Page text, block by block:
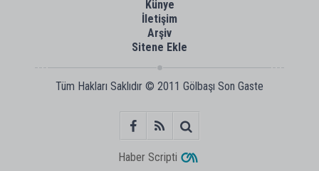
Künye
İletişim
Arşiv
Sitene Ekle
Tüm Hakları Saklıdır © 2011 Gölbaşı Son Gaste
Haber Scripti